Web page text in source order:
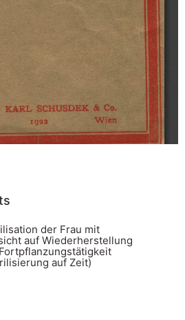
der Frau mit
auf Wiederherstellung
auf Zeit)